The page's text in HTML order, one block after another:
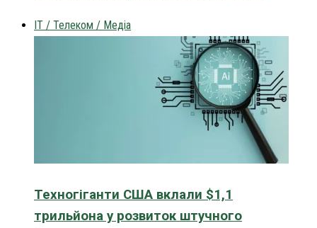
IT / Телеком / Медіа
Техногіганти США вклали $1,1
трильйона у розвиток штучного